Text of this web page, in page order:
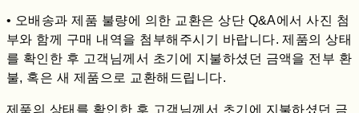
• 오배송과 제품 불량에 의한 교환은 상단 Q&A에서 사진 첨
부와 함께 구매 내역을 첨부해주시기 바랍니다. 제품의 상태
를 확인한 후 고객님께서 초기에 지불하셨던 금액을 전부 환
불, 혹은 새 제품으로 교환해드립니다.
제품의 상태를 확인한 후 고객님께서 초기에 지불하셨던 금